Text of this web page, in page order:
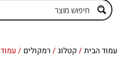
עמוד הבית / קטלוג / רמקולים / עמוד 8